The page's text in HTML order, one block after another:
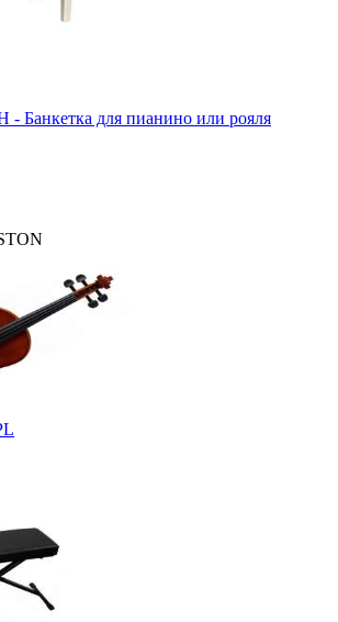
- Банкетка для пианино или рояля